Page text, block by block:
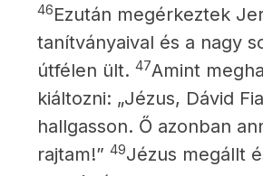
46Ezután megérkeztek
tanítványaival és a nagy
útfélen ült. 47Amint
kiáltozni: „Jézus, Dávid
hallgasson. Ő azonban
rajtam!” 49Jézus megállt